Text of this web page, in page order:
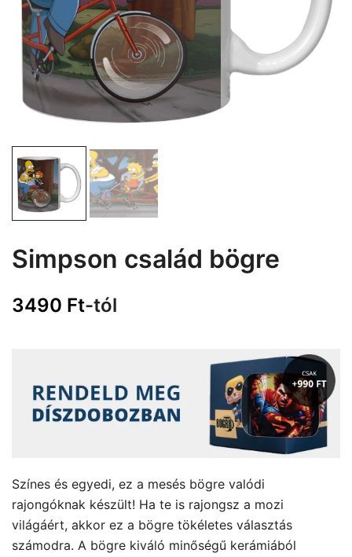
Simpson család bögre
3490 Ft-tól
Színes és egyedi, ez a mesés bögre valódi
rajongóknak készült! Ha te is rajongsz a mozi
világáért, akkor ez a bögre tökéletes választás
számodra. A bögre kiváló minőségű kerámiából